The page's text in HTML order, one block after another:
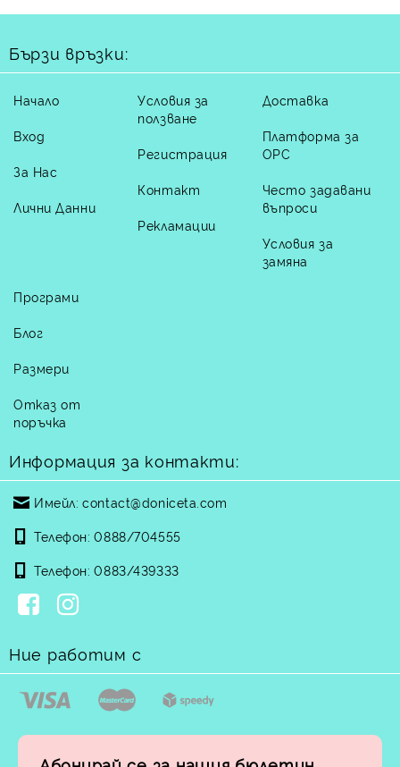
Бързи връзки:
Начало
Вход
За Нас
Лични Данни
Условия за
ползване
Регистрация
Контакт
Рекламации
Доставка
Платформа за
ОРС
Често задавани
въпроси
Условия за
замяна
Програми
Блог
Размери
Отказ от
поръчка
Информация за контакти:
Имейл: contact@doniceta.com
Телефон: 0888/704555
Телефон: 0883/439333
Ние работим с